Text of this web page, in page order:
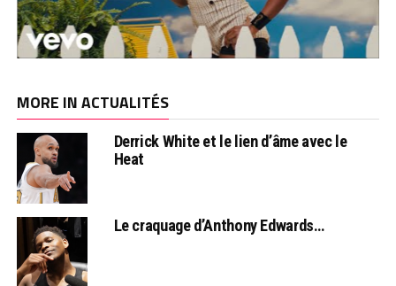
MORE IN ACTUALITÉS
Derrick White et le lien d’âme avec le
Heat
Le craquage d’Anthony Edwards…